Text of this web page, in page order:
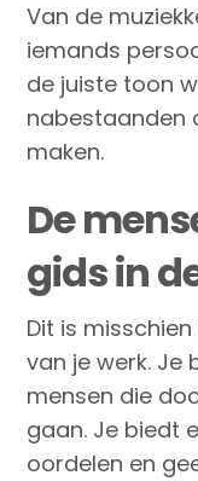
Van de
iemands
de juiste toon
nabestaanden
maken.
De
gids in
Dit is
van je werk. Je
mensen die
gaan. Je biedt
oordelen en